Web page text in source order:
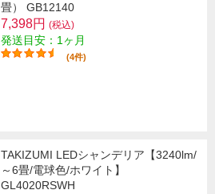
畳） GB12140
7,398円 (税込)
発送目安：1ヶ月
(4件)
TAKIZUMI LEDシャンデリア【3240lm/
～6畳/電球色/ホワイト】
GL4020RSWH